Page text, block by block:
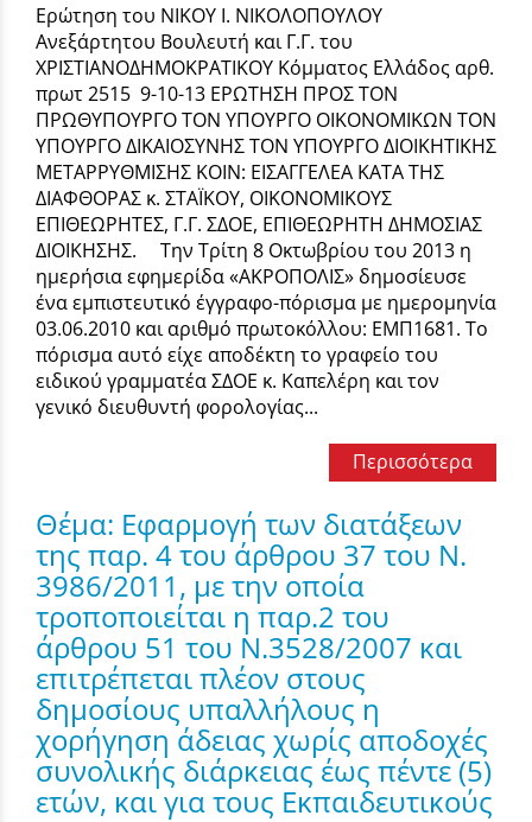
Ερώτηση του ΝΙΚΟΥ Ι. ΝΙΚΟΛΟΠΟΥΛΟΥ
Ανεξάρτητου Βουλευτή και Γ.Γ. του
ΧΡΙΣΤΙΑΝΟΔΗΜΟΚΡΑΤΙΚΟΥ Κόμματος Ελλάδος αρθ.
πρωτ 2515 9-10-13 ΕΡΩΤΗΣΗ ΠΡΟΣ ΤΟΝ
ΠΡΩΘΥΠΟΥΡΓΟ ΤΟΝ ΥΠΟΥΡΓΟ ΟΙΚΟΝΟΜΙΚΩΝ ΤΟΝ
ΥΠΟΥΡΓΟ ΔΙΚΑΙΟΣΥΝΗΣ ΤΟΝ ΥΠΟΥΡΓΟ ΔΙΟΙΚΗΤΙΚΗΣ
ΜΕΤΑΡΡΥΘΜΙΣΗΣ ΚΟΙΝ: ΕΙΣΑΓΓΕΛΕΑ ΚΑΤΑ ΤΗΣ
ΔΙΑΦΘΟΡΑΣ κ. ΣΤΑΪΚΟΥ, ΟΙΚΟΝΟΜΙΚΟΥΣ
ΕΠΙΘΕΩΡΗΤΕΣ, Γ.Γ. ΣΔΟΕ, ΕΠΙΘΕΩΡΗΤΗ ΔΗΜΟΣΙΑΣ
ΔΙΟΙΚΗΣΗΣ. Την Τρίτη 8 Οκτωβρίου του 2013 η
ημερήσια εφημερίδα «ΑΚΡΟΠΟΛΙΣ» δημοσίευσε
ένα εμπιστευτικό έγγραφο-πόρισμα με ημερομηνία
03.06.2010 και αριθμό πρωτοκόλλου: ΕΜΠ1681. Το
πόρισμα αυτό είχε αποδέκτη το γραφείο του
ειδικού γραμματέα ΣΔΟΕ κ. Καπελέρη και τον
γενικό διευθυντή φορολογίας...
Περισσότερα
Θέμα: Εφαρμογή των διατάξεων
της παρ. 4 του άρθρου 37 του Ν.
3986/2011, με την οποία
τροποποιείται η παρ.2 του
άρθρου 51 του Ν.3528/2007 και
επιτρέπεται πλέον στους
δημοσίους υπαλλήλους η
χορήγηση άδειας χωρίς αποδοχές
συνολικής διάρκειας έως πέντε (5)
ετών, και για τους Εκπαιδευτικούς